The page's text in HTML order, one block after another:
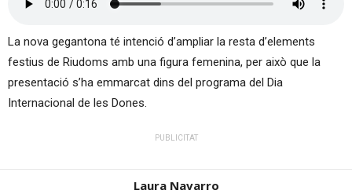
La nova gegantona té intenció d’ampliar la resta d’elements
festius de Riudoms amb una figura femenina, per això que la
presentació s’ha emmarcat dins del programa del Dia
Internacional de les Dones.
PUBLICITAT
Laura Navarro